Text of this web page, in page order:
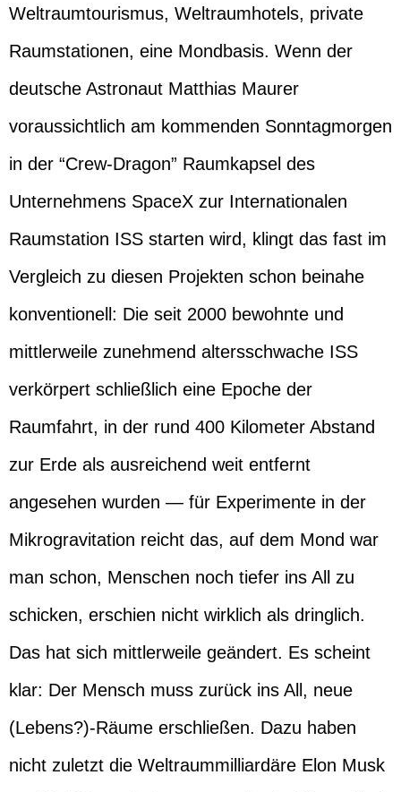
Weltraumtourismus, Weltraumhotels, private
Raumstationen, eine Mondbasis. Wenn der
deutsche Astronaut Matthias Maurer
voraussichtlich am kommenden Sonntagmorgen
in der “Crew-Dragon” Raumkapsel des
Unternehmens SpaceX zur Internationalen
Raumstation ISS starten wird, klingt das fast im
Vergleich zu diesen Projekten schon beinahe
konventionell: Die seit 2000 bewohnte und
mittlerweile zunehmend altersschwache ISS
verkörpert schließlich eine Epoche der
Raumfahrt, in der rund 400 Kilometer Abstand
zur Erde als ausreichend weit entfernt
angesehen wurden — für Experimente in der
Mikrogravitation reicht das, auf dem Mond war
man schon, Menschen noch tiefer ins All zu
schicken, erschien nicht wirklich als dringlich.
Das hat sich mittlerweile geändert. Es scheint
klar: Der Mensch muss zurück ins All, neue
(Lebens?)-Räume erschließen. Dazu haben
nicht zuletzt die Weltraummilliardäre Elon Musk